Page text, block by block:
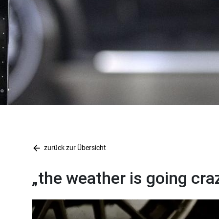
arrow_back zurück zur Übersicht
„the weather is going